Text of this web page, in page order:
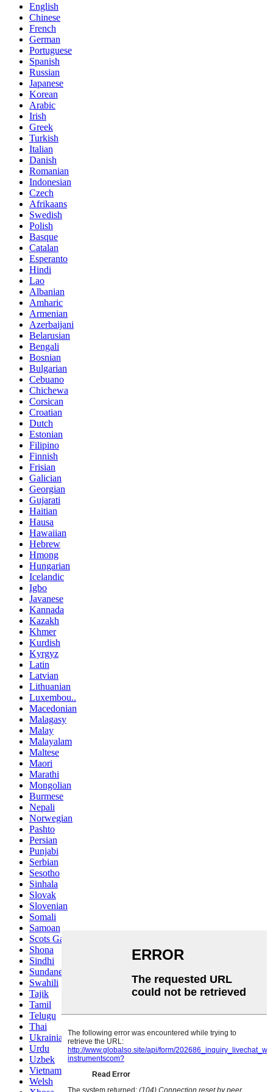
English
Chinese
French
German
Portuguese
Spanish
Russian
Japanese
Korean
Arabic
Irish
Greek
Turkish
Italian
Danish
Romanian
Indonesian
Czech
Afrikaans
Swedish
Polish
Basque
Catalan
Esperanto
Hindi
Lao
Albanian
Amharic
Armenian
Azerbaijani
Belarusian
Bengali
Bosnian
Bulgarian
Cebuano
Chichewa
Corsican
Croatian
Dutch
Estonian
Filipino
Finnish
Frisian
Galician
Georgian
Gujarati
Haitian
Hausa
Hawaiian
Hebrew
Hmong
Hungarian
Icelandic
Igbo
Javanese
Kannada
Kazakh
Khmer
Kurdish
Kyrgyz
Latin
Latvian
Lithuanian
Luxembou..
Macedonian
Malagasy
Malay
Malayalam
Maltese
Maori
Marathi
Mongolian
Burmese
Nepali
Norwegian
Pashto
Persian
Punjabi
Serbian
Sesotho
Sinhala
Slovak
Slovenian
Somali
Samoan
Scots Gaelic
Shona
Sindhi
Sundanese
Swahili
Tajik
Tamil
Telugu
Thai
Ukrainian
Urdu
Uzbek
Vietnamese
Welsh